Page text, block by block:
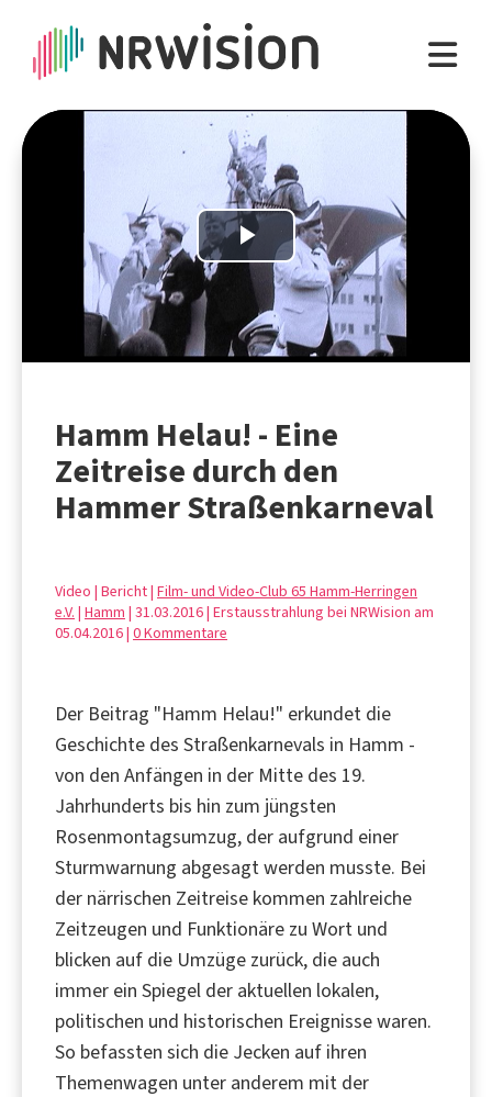
Play
Video
Hamm Helau! - Eine
Zeitreise durch den
Hammer Straßenkarneval
Video | Bericht | Film- und Video-Club 65 Hamm-Herringen
e.V. | Hamm | 31.03.2016 | Erstausstrahlung bei NRWision am
05.04.2016 | 0 Kommentare
Der Beitrag "Hamm Helau!" erkundet die
Geschichte des Straßenkarnevals in Hamm -
von den Anfängen in der Mitte des 19.
Jahrhunderts bis hin zum jüngsten
Rosenmontagsumzug, der aufgrund einer
Sturmwarnung abgesagt werden musste. Bei
der närrischen Zeitreise kommen zahlreiche
Zeitzeugen und Funktionäre zu Wort und
blicken auf die Umzüge zurück, die auch
immer ein Spiegel der aktuellen lokalen,
politischen und historischen Ereignisse waren.
So befassten sich die Jecken auf ihren
Themenwagen unter anderem mit der